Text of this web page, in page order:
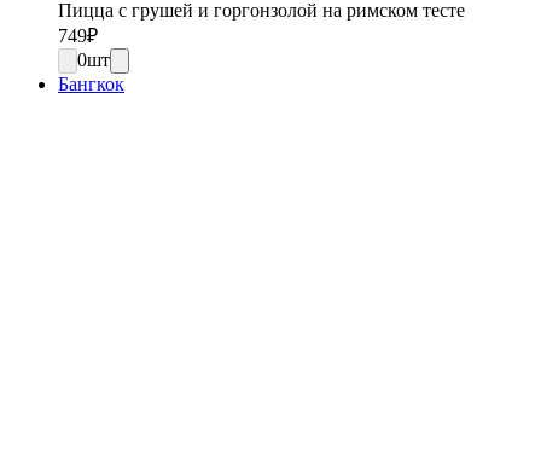
Пицца с грушей и горгонзолой на римском тесте
749₽
0шт
Бангкок